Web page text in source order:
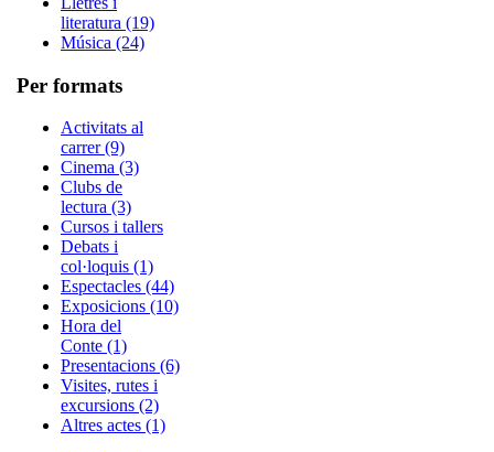
literatura (19)
Música (24)
Per formats
Activitats al
carrer (9)
Cinema (3)
Clubs de
lectura (3)
Cursos i tallers
Debats i
col·loquis (1)
Espectacles (44)
Exposicions (10)
Hora del
Conte (1)
Presentacions (6)
Visites, rutes i
excursions (2)
Altres actes (1)